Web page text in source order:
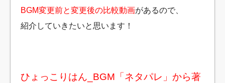
BGM変更前と変更後の比較動画があるので、
紹介していきたいと思います！
ひょっこりはん_BGM「ネタパレ」から著